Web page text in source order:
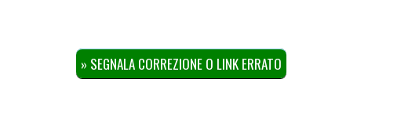
» SEGNALA CORREZIONE O LINK ERRATO